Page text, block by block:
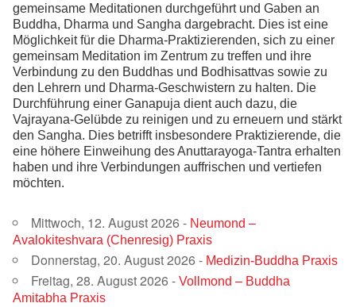
gemeinsame Meditationen durchgeführt und Gaben an
Buddha, Dharma und Sangha dargebracht. Dies ist eine
Möglichkeit für die Dharma-Praktizierenden, sich zu einer
gemeinsam Meditation im Zentrum zu treffen und ihre
Verbindung zu den Buddhas und Bodhisattvas sowie zu
den Lehrern und Dharma-Geschwistern zu halten. Die
Durchführung einer Ganapuja dient auch dazu, die
Vajrayana-Gelübde zu reinigen und zu erneuern und stärkt
den Sangha. Dies betrifft insbesondere Praktizierende, die
eine höhere Einweihung des Anuttarayoga-Tantra erhalten
haben und ihre Verbindungen auffrischen und vertiefen
möchten.
Mittwoch, 12. August 2026 - Neumond –
Avalokiteshvara (Chenresig) Praxis
Donnerstag, 20. August 2026 - Medizin-Buddha Praxis
Freitag, 28. August 2026 - Vollmond – Buddha
Amitabha Praxis